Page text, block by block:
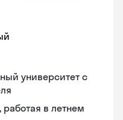
университет с
в летнем